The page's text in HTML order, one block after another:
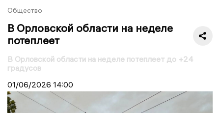
Общество
В Орловской области на неделе
потеплеет
В Орловской области на неделе потеплеет до +24
градусов
01/06/2026 14:00